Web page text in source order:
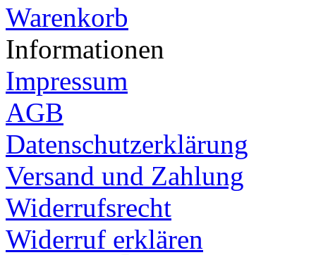
Warenkorb
Informationen
Impressum
AGB
Datenschutzerklärung
Versand und Zahlung
Widerrufsrecht
Widerruf erklären